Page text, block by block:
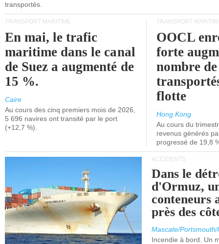
transportés.
TRANSPORT MARITIME
En mai, le trafic
maritime dans le canal
de Suez a augmenté de
15 %.
Caire
Au cours des cinq premiers mois de 2026,
5 696 navires ont transité par le port
(+12,7 %).
TRANSPORT
OOCL
forte
nombre
flotte
Hong Kong
Au cours du
revenus générés
progressé de 19,8
ACCIDENTS
Dans le
d'Ormuz,
conteneurs
près des
Mascate/
Incendie à bord. Un